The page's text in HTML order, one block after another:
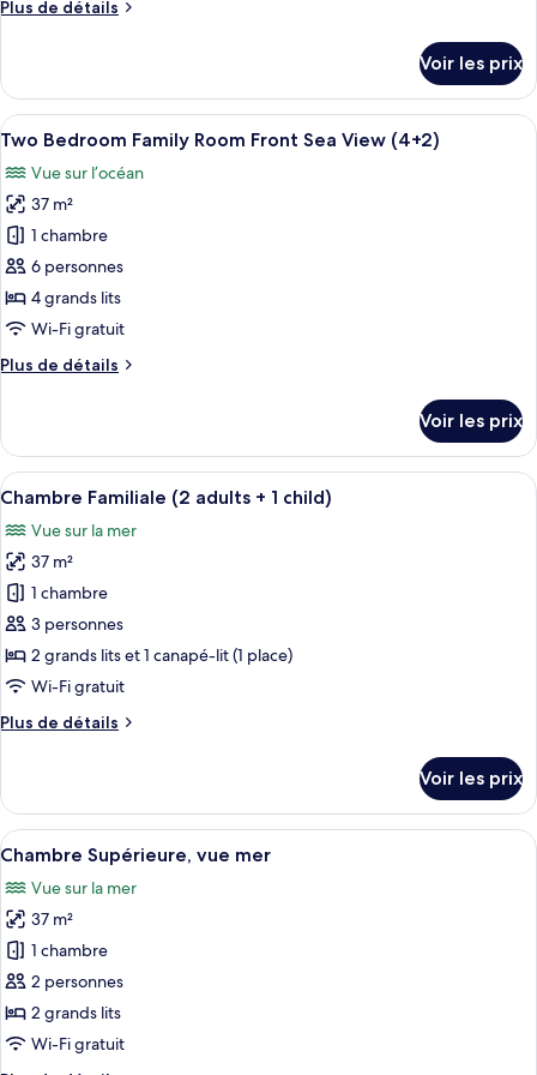
Two
Room
Front
Sea
View
Plus de détails
Plus
le
type
de
Two
Bedroom
Family
Room
Front
Sea
View
Voir les prix
Afficher
toutes
les
photos
pour
ce
type
de
chambre :
Two
Room
Front
Sea
View
(4+2)
Minibar, coffres-forts dans les
5
Two Bedroom Family Room Front Sea View (4+2)
Vue sur l’océan
37 m²
1 chambre
6 personnes
4 grands lits
Wi-Fi gratuit
Plus de détails
Plus
le
type
de
Two
Bedroom
Family
Room
Front
Sea
View
(4+2)
Voir les prix
Afficher
toutes
les
photos
pour
ce
type
de
chambre :
Chambre
adults
+
1
child)
Minibar, coffres-forts dans les
4
Chambre Familiale (2 adults + 1 child)
Vue sur la mer
37 m²
1 chambre
3 personnes
2 grands lits et 1 canapé-lit (1 place)
Wi-Fi gratuit
Plus de détails
Plus
le
type
de
Chambre
Familiale
(2
adults
+
child)
Voir les prix
Afficher
toutes
les
photos
pour
ce
type
de
chambre :
Minibar, coffres-forts dans les
10
Chambre Supérieure, vue mer
Vue sur la mer
37 m²
1 chambre
2 personnes
2 grands lits
Wi-Fi gratuit